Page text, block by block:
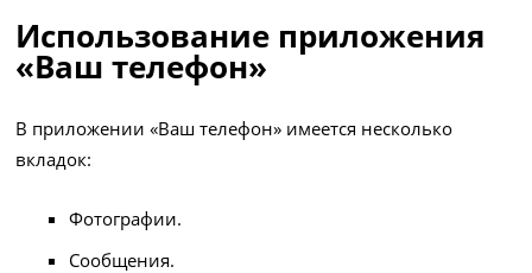
Использование приложения
«Ваш телефон»
В приложении «Ваш телефон» имеется несколько
вкладок:
Фотографии.
Сообщения.